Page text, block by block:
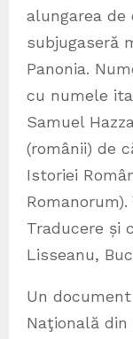
alungarea
subjugaseră
Panonia.
cu numele
Samuel
(românii) de
Istoriei
Traducere și
Lisseanu,
Un
Naţională din